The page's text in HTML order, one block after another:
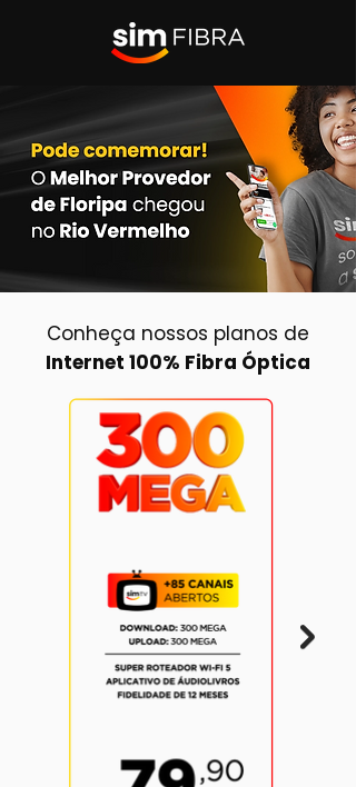
Conheça nossos planos de
Internet 100% Fibra Óptica